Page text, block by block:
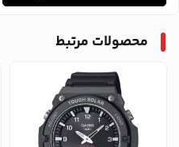
محصولات مرتبط